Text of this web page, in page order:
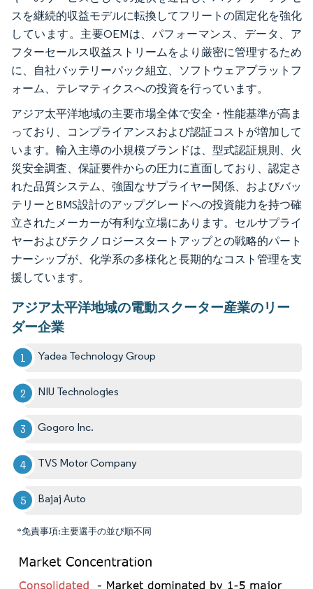
スを継続的収益モデルに転換してフリートの固定化を強化
しています。主要OEMは、パフォーマンス、データ、ア
フターセールス収益ストリームをより厳密に管理するため
に、自社バッテリーパック組立、ソフトウェアプラットフ
ォーム、テレマティクスへの投資を行っています。
アジア太平洋地域の主要市場全体で安全・性能基準が高ま
っており、コンプライアンスおよび認証コストが増加して
います。輸入主導の小規模ブランドは、型式認証規則、火
災安全調査、保証要件からの圧力に直面しており、認定さ
れた品質システム、強固なサプライヤー関係、およびバッ
テリーとBMS設計のアップグレードへの投資能力を持つ確
立されたメーカーが有利な立場にあります。セルサプライ
ヤーおよびテクノロジースタートアップとの戦略的パート
ナーシップが、化学系の多様化と長期的なコスト管理を支
援しています。
アジア太平洋地域の電動スクーター産業のリー
ダー企業
Yadea Technology Group
NIU Technologies
Gogoro Inc.
TVS Motor Company
Bajaj Auto
*免責事項:主要選手の並び順不同